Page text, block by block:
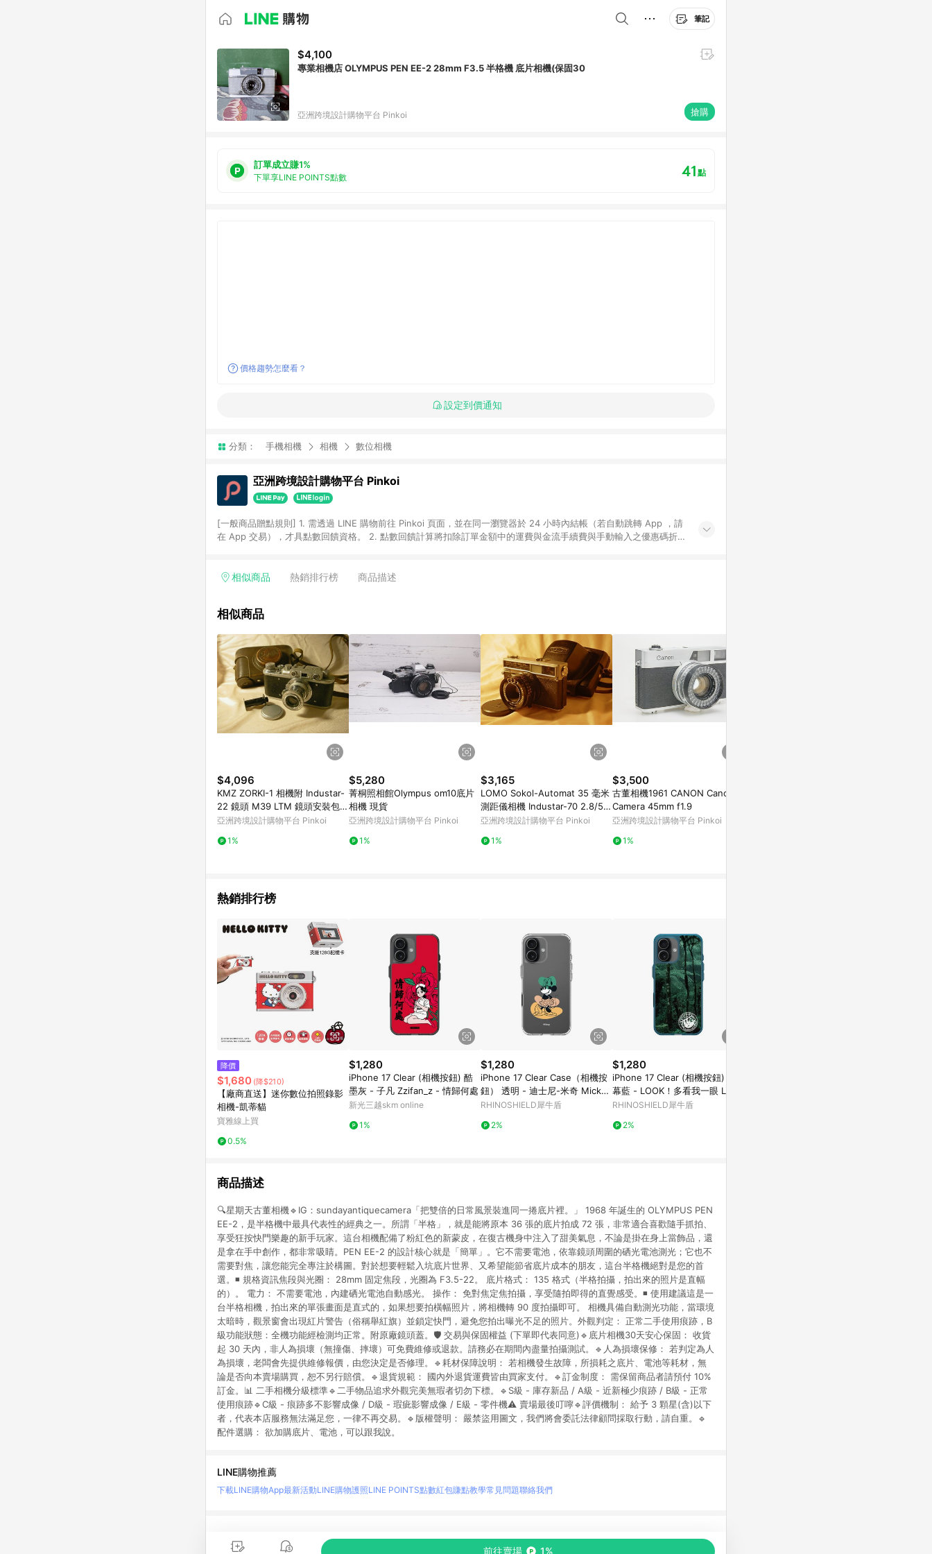
筆記
$4,100
專業相機店 OLYMPUS PEN EE-2 28mm F3.5 半格機 底片相機(保固30
亞洲跨境設計購物平台 Pinkoi 搶購
訂單成立賺1%
下單享LINE POINTS點數 41點
價格趨勢怎麼看？
設定到價通知
分類： 手機相機 相機 數位相機
亞洲跨境設計購物平台 Pinkoi
[一般商品贈點規則] 1. 需透過 LINE 購物前往 Pinkoi 頁面，並在同一瀏覽器於 24 小時內結帳（若自動跳轉 App ，請
在 App 交易），才具點數回饋資格。 2. 點數回饋計算將扣除訂單金額中的運費與金流手續費與手動輸入之優惠碼折
格，部分退款不在此限。 6. APP 請更新至Android v4.6.0 / iOS v4.1.5 以上才具贈點資格。 7. 點數將於出貨後 45 天
使用規則請以點數紅包活動說明為準。 11. 若於 LINE 購物前往 Pinkoi 頁面後才首次下載 Pinkoi APP 並完成訂單，不
相似商品 熱銷排行榜 商品描述
相似商品
$4,096
KMZ ZORKI-1 相機附 Industar-
22 鏡頭 M39 LTM 鏡頭安裝包 1
955
亞洲跨境設計購物平台 Pinkoi
1%
$5,280
菁桐照相館Olympus om10底片
相機 現貨
亞洲跨境設計購物平台 Pinkoi
1%
$3,165
LOMO Sokol-Automat 35 毫米
測距儀相機 Industar-70 2.8/50
毫米
亞洲跨境設計購物平台 Pinkoi
1%
$3,500
古董相機1961 CANON Canonet
Camera 45mm f1.9
亞洲跨境設計購物平台 Pinkoi
1%
熱銷排行榜
降價
$1,680 (降$210)
【廠商直送】迷你數位拍照錄影
相機-凱蒂貓
寶雅線上買
0.5%
$1,280
iPhone 17 Clear (相機按鈕) 酷
墨灰 - 子凡 Zzifan_z - 情歸何處
新光三越skm online
1%
$1,280
iPhone 17 Clear Case（相機按
鈕） 透明 - 迪士尼-米奇 Mickey
- 米妮 - 裝扮漂亮
RHINOSHIELD犀牛盾
2%
$1,280
iPhone 17 Clear (相機按鈕) 夜
幕藍 - LOOK！多看我一眼 LOO
K! Nature Seeks Attention -
章版
RHINOSHIELD犀牛盾
2%
商品描述
🔍星期天古董相機🔹IG：sundayantiquecamera「把雙倍的日常風景裝進同一捲底片裡。」 1968 年誕生的 OLYMPUS PEN
EE-2，是半格機中最具代表性的經典之一。所謂「半格」，就是能將原本 36 張的底片拍成 72 張，非常適合喜歡隨手抓拍、
享受狂按快門樂趣的新手玩家。這台相機配備了粉紅色的新蒙皮，在復古機身中注入了甜美氣息，不論是掛在身上當飾品，還
是拿在手中創作，都非常吸睛。PEN EE-2 的設計核心就是「簡單」。它不需要電池，依靠鏡頭周圍的硒光電池測光；它也不
需要對焦，讓您能完全專注於構圖。對於想要輕鬆入坑底片世界、又希望能節省底片成本的朋友，這台半格機絕對是您的首
選。◾ 規格資訊焦段與光圈： 28mm 固定焦段，光圈為 F3.5-22。 底片格式： 135 格式（半格拍攝，拍出來的照片是直幅
的）。 電力： 不需要電池，內建硒光電池自動感光。 操作： 免對焦定焦拍攝，享受隨拍即得的直覺感受。◾ 使用建議這是一
台半格相機，拍出來的單張畫面是直式的，如果想要拍橫幅照片，將相機轉 90 度拍攝即可。 相機具備自動測光功能，當環境
太暗時，觀景窗會出現紅片警告（俗稱舉紅旗）並鎖定快門，避免您拍出曝光不足的照片。外觀判定： 正常二手使用痕跡，B
級功能狀態：全機功能經檢測均正常。附原廠鏡頭蓋。🛡️ 交易與保固權益 (下單即代表同意)🔹底片相機30天安心保固： 收貨
起 30 天內，非人為損壞（無撞傷、摔壞）可免費維修或退款。請務必在期間內盡量拍攝測試。🔹人為損壞保修： 若判定為人
為損壞，老闆會先提供維修報價，由您決定是否修理。🔹耗材保障說明： 若相機發生故障，所損耗之底片、電池等耗材，無
論是否向本賣場購買，恕不另行賠償。🔹退貨規範： 國內外退貨運費皆由買家支付。🔹訂金制度： 需保留商品者請預付 10%
訂金。📊 二手相機分級標準🔹二手物品追求外觀完美無瑕者切勿下標。🔹S級 - 庫存新品 / A級 - 近新極少痕跡 / B級 - 正常
使用痕跡🔹C級 - 痕跡多不影響成像 / D級 - 瑕疵影響成像 / E級 - 零件機⚠️ 賣場最後叮嚀🔹評價機制： 給予 3 顆星(含)以下
者，代表本店服務無法滿足您，一律不再交易。🔹版權聲明： 嚴禁盜用圖文，我們將會委託法律顧問採取行動，請自重。🔹
配件選購： 欲加購底片、電池，可以跟我說。
前往賣場 1%
LINE購物推薦
下載LINE購物App最新活動LINE購物護照LINE POINTS點數紅包賺點教學常見問題聯絡我們
LINE 購物是匯集購物情報與商品資訊的整合性平台，並依購物情報中的趨勢與風格做合作網路商家的延伸商品推薦，商品資料更新會有